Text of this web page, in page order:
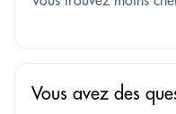
Vous avez des